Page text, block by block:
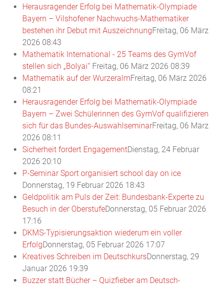
Herausragender Erfolg bei Mathematik-Olympiade
Bayern – Vilshofener Nachwuchs-Mathematiker
bestehen ihr Debut mit AuszeichnungFreitag, 06 März
2026 08:43
Mathematik International - 25 Teams des GymVof
stellen sich „Bolyai“ Freitag, 06 März 2026 08:39
Mathematik auf der WurzeralmFreitag, 06 März 2026
08:21
Herausragender Erfolg bei Mathematik-Olympiade
Bayern – Zwei Schülerinnen des GymVof qualifizieren
sich für das Bundes-AuswahlseminarFreitag, 06 März
2026 08:11
Sicherheit fordert EngagementDienstag, 24 Februar
2026 20:10
P-Seminar Sport organisiert school day on ice
Donnerstag, 19 Februar 2026 18:43
Geldpolitik am Puls der Zeit: Bundesbank-Experte zu
Besuch in der OberstufeDonnerstag, 05 Februar 2026
17:16
DKMS-Typisierungsaktion wiederum ein voller
ErfolgDonnerstag, 05 Februar 2026 17:07
Kreatives Schreiben im DeutschkursDonnerstag, 29
Januar 2026 19:39
Buzzer statt Bücher – Quizfieber am Deutsch-